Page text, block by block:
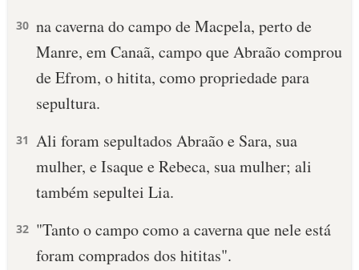
30 na caverna do cam­po de Macpela, perto de
Manre, em Canaã, campo que Abraão comprou
de Efrom, o hitita, como propriedade para
sepultura.
31 Ali foram sepultados Abraão e Sara, sua
mulher, e Isaque e Rebeca, sua mulher; ali
também sepultei Lia.
32 "Tanto o campo como a caverna que nele está
foram comprados dos hititas".